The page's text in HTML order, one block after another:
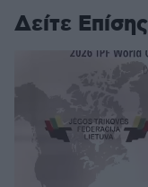
Δείτε Επίσης